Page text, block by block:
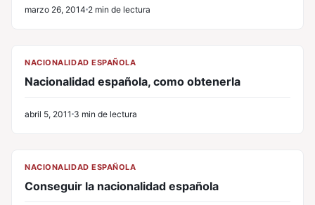
marzo 26, 2014 2 min de lectura
NACIONALIDAD ESPAÑOLA
Nacionalidad española, como obtenerla
abril 5, 2011 3 min de lectura
NACIONALIDAD ESPAÑOLA
Conseguir la nacionalidad española